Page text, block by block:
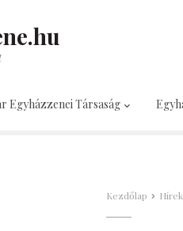
Egyházzenei Társaság
Kezdőlap